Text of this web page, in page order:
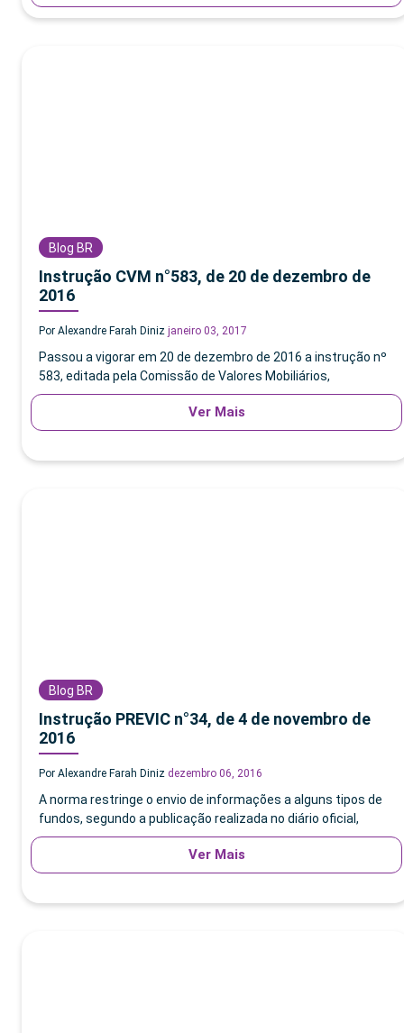
Blog BR
Instrução CVM n°583, de 20 de dezembro de
2016
Por Alexandre Farah Diniz janeiro 03, 2017
Passou a vigorar em 20 de dezembro de 2016 a instrução nº
583, editada pela Comissão de Valores Mobiliários,
Ver Mais
Blog BR
Instrução PREVIC n°34, de 4 de novembro de
2016
Por Alexandre Farah Diniz dezembro 06, 2016
A norma restringe o envio de informações a alguns tipos de
fundos, segundo a publicação realizada no diário oficial,
Ver Mais